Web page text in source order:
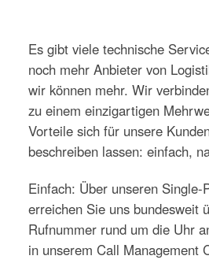
Es gibt viele technische
noch mehr Anbieter von
wir können mehr. Wir
zu einem einzigartigen
Vorteile sich für unsere
beschreiben lassen: einfach,
Einfach: Über unseren Single-
erreichen Sie uns bundesweit
Rufnummer rund um die Uhr
in unserem Call Management